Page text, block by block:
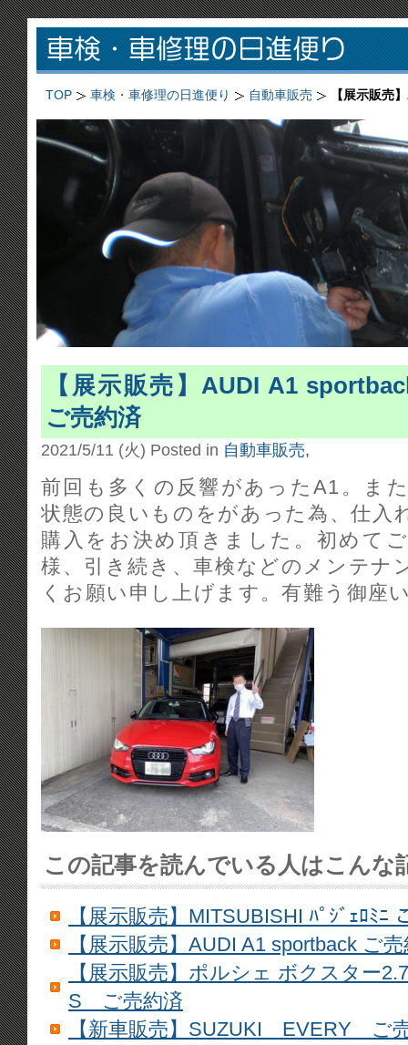
TOP 車検・車修理の日進便り 自動車販売 【展示販売
【展示販売】AUDI A1
ご売約済
2021/5/11 (火) Posted in 自動車販売,
前回も多くの反響があったA1。ま
状態の良いものをがあった為、仕入
購入をお決め頂きました。初めて
様、引き続き、車検などのメンテナ
くお願い申し上げます。有難う御座
この記事を読んでいる人はこんな
【展示販売】MITSUBISHI ﾊﾟｼﾞｪﾛﾐﾆ
【展示販売】AUDI A1 sportback ご
【展示販売】ポルシェ ボクスター
S ご売約済
【新車販売】SUZUKI EVERY ご